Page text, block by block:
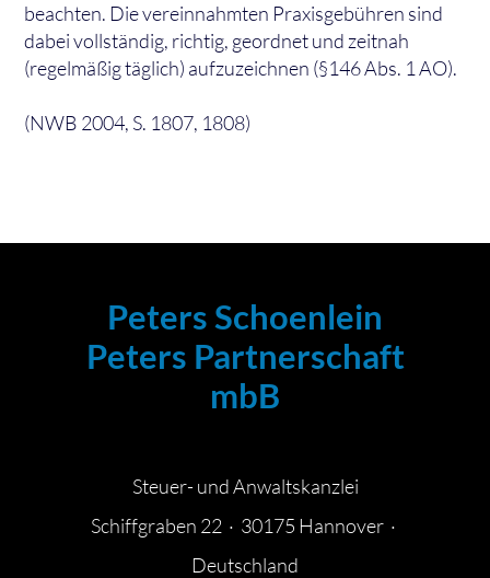
beachten. Die vereinnahmten Praxisgebühren sind
dabei vollständig, richtig, geordnet und zeitnah
(regelmäßig täglich) aufzuzeichnen (§146 Abs. 1 AO).
(NWB 2004, S. 1807, 1808)
Peters Schoenlein
Peters Partnerschaft
mbB
Steuer- und Anwaltskanzlei
Schiffgraben 22 · 30175 Hannover ·
Deutschland